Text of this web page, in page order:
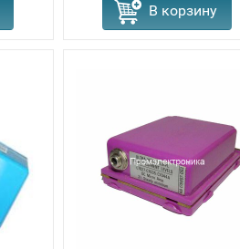
В корзину